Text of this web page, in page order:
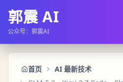
郭震 AI
公众号：郭震AI
首页
AI 最新技术